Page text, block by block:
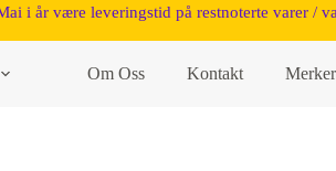
i år være leveringstid på restnoterte varer /
Om Oss Kontakt Merker